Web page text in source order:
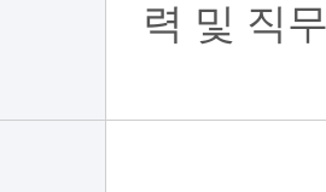
력 및 직